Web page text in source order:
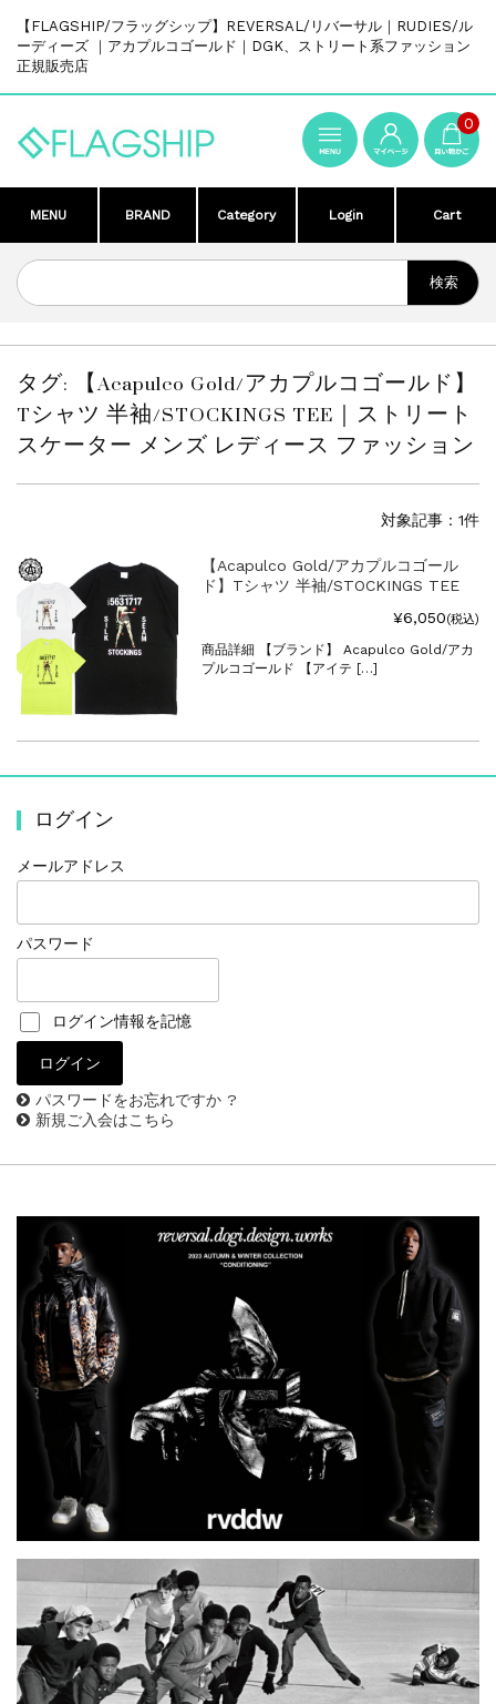
【FLAGSHIP/フラッグシップ】REVERSAL/リバーサル｜RUDIES/ル
ーディーズ ｜アカプルコゴールド｜DGK、ストリート系ファッション
正規販売店
0
MENU BRAND Category Login Cart
タグ: 【Acapulco Gold/アカプルコゴールド】
Tシャツ 半袖/STOCKINGS TEE｜ストリート
スケーター メンズ レディース ファッション
対象記事：1件
【Acapulco Gold/アカプルコゴール
ド】Tシャツ 半袖/STOCKINGS TEE
¥6,050(税込)
商品詳細 【ブランド】 Acapulco Gold/アカ
プルコゴールド 【アイテ […]
ログイン
メールアドレス
パスワード
ログイン情報を記憶
パスワードをお忘れですか ?
新規ご入会はこちら